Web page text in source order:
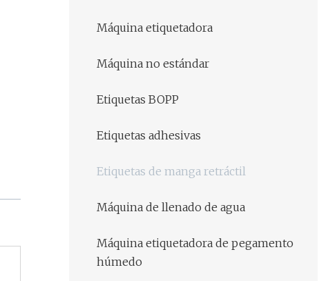
Máquina etiquetadora
Máquina no estándar
Etiquetas BOPP
Etiquetas adhesivas
Etiquetas de manga retráctil
Máquina de llenado de agua
Máquina etiquetadora de pegamento
húmedo